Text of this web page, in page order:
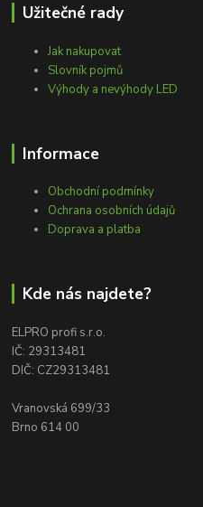
Užitečné rady
Jak nakupovat
Slovník pojmů
Výhody a nevýhody LED
Informace
Obchodní podmínky
Ochrana osobních údajů
Doprava a platba
Kde nás najdete?
ELPRO profi s.r.o.
IČ: 29313481
DIČ: CZ29313481
Vranovská 699/33
Brno 614 00